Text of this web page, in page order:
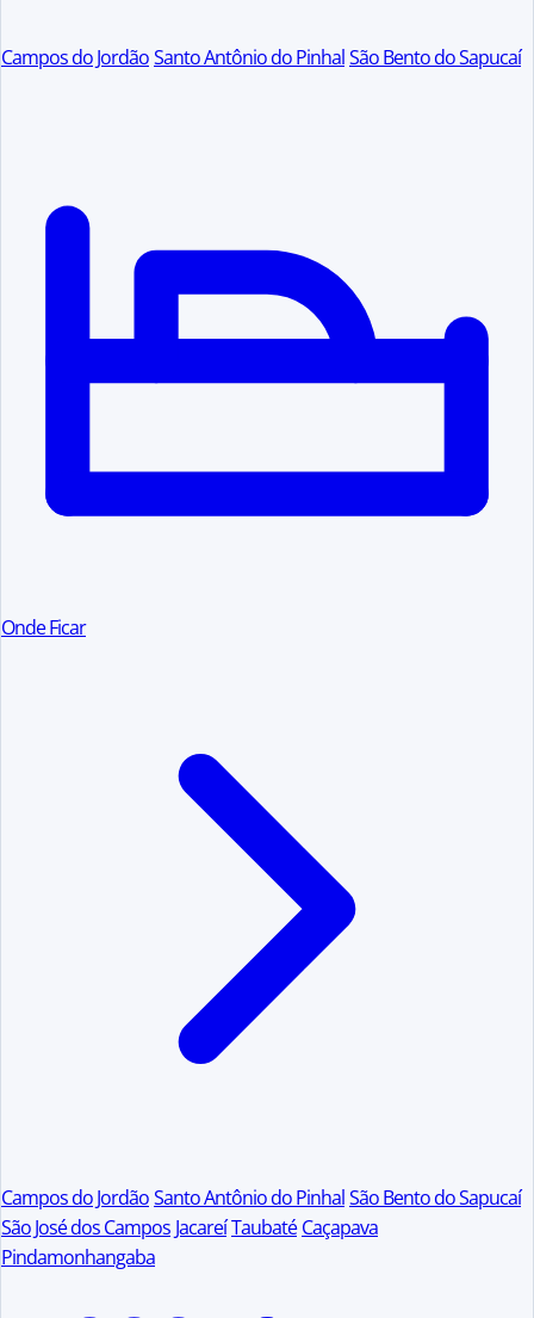
Campos do JordãoSanto Antônio do PinhalSão Bento do Sapucaí
Onde Ficar
Campos do JordãoSanto Antônio do PinhalSão Bento do Sapucaí
São José dos Campos JacareíTaubaté Caçapava
Pindamonhangaba